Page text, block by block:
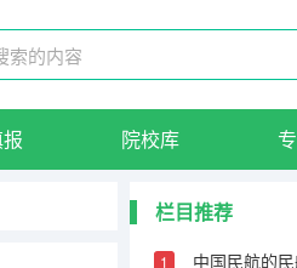
院校库
栏目推荐